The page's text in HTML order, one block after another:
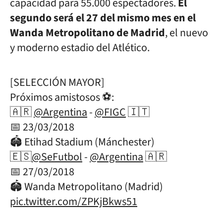
segundo será el 27 del mismo mes en el
Wanda Metropolitano de Madrid, el nuevo
y moderno estadio del Atlético.
[SELECCIÓN MAYOR]
Próximos amistosos ⚽️:
🇦🇷@Argentina-@FIGC🇮🇹
📅 23/03/2018
🏟 Etihad Stadium (Mánchester)
🇪🇸@SeFutbol-@Argentina🇦🇷
📅 27/03/2018
🏟 Wanda Metropolitano (Madrid)
pic.twitter.com/ZPKjBkws51